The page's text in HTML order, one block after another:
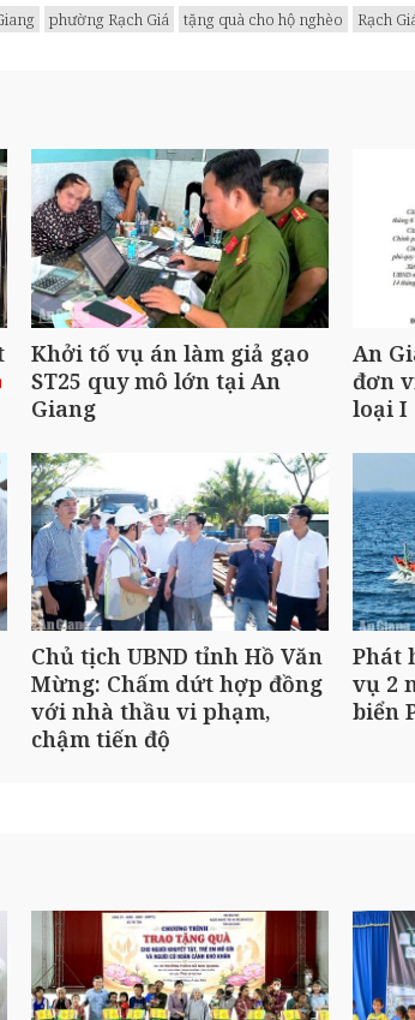
phường Rạch Giá tặng quà cho hộ nghèo Rạch
Khởi tố vụ án làm giả gạo
ST25 quy mô lớn tại An
Giang
An
đơn
loại I
Chủ tịch UBND tỉnh Hồ Văn
Mừng: Chấm dứt hợp đồng
với nhà thầu vi phạm,
chậm tiến độ
Phát
vụ 2
biển